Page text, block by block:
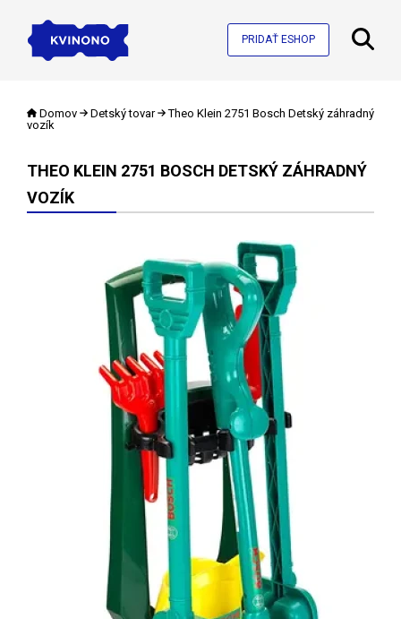
PRIDAŤ ESHOP
Domov Detský tovar
Theo Klein 2751 Bosch Detský záhradný
vozík
THEO KLEIN 2751 BOSCH DETSKÝ ZÁHRADNÝ
VOZÍK